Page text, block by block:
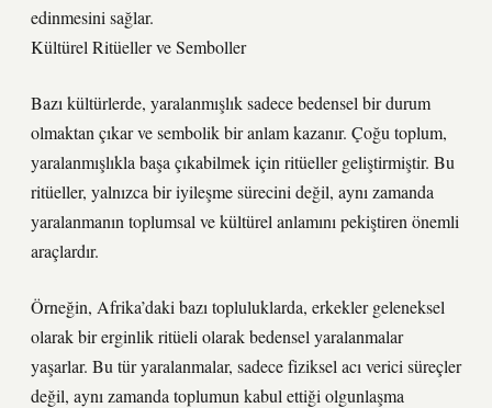
edinmesini sağlar.
Kültürel Ritüeller ve Semboller
Bazı kültürlerde, yaralanmışlık sadece bedensel bir durum
olmaktan çıkar ve sembolik bir anlam kazanır. Çoğu toplum,
yaralanmışlıkla başa çıkabilmek için ritüeller geliştirmiştir. Bu
ritüeller, yalnızca bir iyileşme sürecini değil, aynı zamanda
yaralanmanın toplumsal ve kültürel anlamını pekiştiren önemli
araçlardır.
Örneğin, Afrika’daki bazı topluluklarda, erkekler geleneksel
olarak bir erginlik ritüeli olarak bedensel yaralanmalar
yaşarlar. Bu tür yaralanmalar, sadece fiziksel acı verici süreçler
değil, aynı zamanda toplumun kabul ettiği olgunlaşma